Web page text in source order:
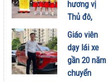
Áng
29/07/2026
nghị Trung
29/07/2026
hương vị
Thủ đô,
khuấy động
mùa hè tại
TP. Hồ Chí
Minh
Giáo viên
dạy lái xe
gần 20 năm
chuyển